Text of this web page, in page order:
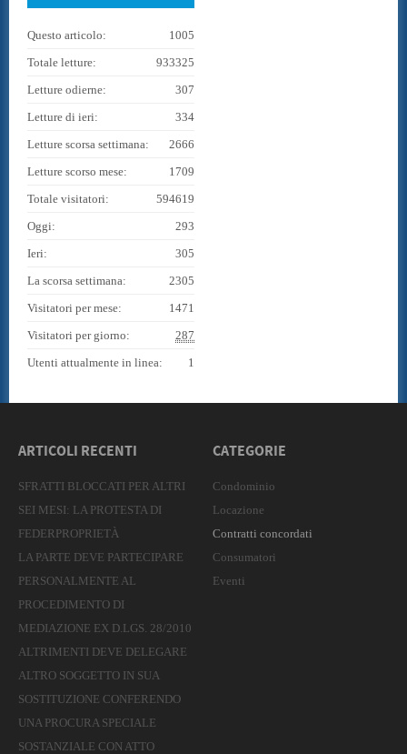
1005
Questo articolo:
933325
Totale letture:
307
Letture odierne:
334
Letture di ieri:
2666
Letture scorsa settimana:
1709
Letture scorso mese:
594619
Totale visitatori:
293
Oggi:
305
Ieri:
2305
La scorsa settimana:
1471
Visitatori per mese:
287
Visitatori per giorno:
1
Utenti attualmente in linea:
ARTICOLI RECENTI
SFRATTI BLOCCATI PER ALTRI
SEI MESI: LA PROTESTA DI
FEDERPROPRIETÀ
LA PARTE DEVE PARTECIPARE
PERSONALMENTE AL
PROCEDIMENTO DI
MEDIAZIONE EX D.LGS. 28/2010
ALTRIMENTI DEVE DELEGARE
ALTRO SOGGETTO IN SUA
SOSTITUZIONE CONFERENDO
UNA PROCURA SPECIALE
SOSTANZIALE CON ATTO
CATEGORIE
Condominio
Locazione
Contratti concordati
Consumatori
Eventi